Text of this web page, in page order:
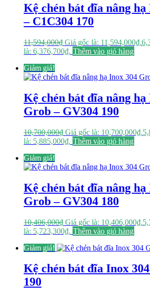
Kệ chén bát đĩa nâng
– C1C304 170
11,594,000₫ Giá gốc là: 11,594,000₫.
là: 6,376,700₫. Thêm vào giỏ hàng
Giảm giá!
Kệ chén bát đĩa nâng hạ
Grob – GV304 190
10,700,000₫ Giá gốc là: 10,700,000₫.
là: 5,885,000₫. Thêm vào giỏ hàng
Giảm giá!
Kệ chén bát đĩa nâng hạ
Grob – GV304 180
10,406,000₫ Giá gốc là: 10,406,000₫.
là: 5,723,300₫. Thêm vào giỏ hàng
Giảm giá!
Kệ chén bát đĩa Inox
190